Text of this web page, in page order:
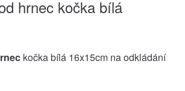
hrnec kočka bílá
kočka bílá 16x15cm na odkládání